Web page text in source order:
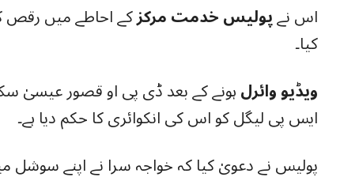
اس نےپولیس خدمت مرکزکے احاطے میں رقص
کیا۔
ویڈیو وائرلہونے کے بعد ڈی پی او قصور عیسیٰ
ایس پی لیگل کو اس کی انکوائری کا حکم دیا ہے۔
پولیس نے دعویٰ کیا کہ خواجہ سرا نے اپنے سوشل